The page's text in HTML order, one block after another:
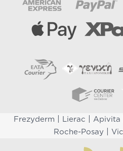
Frezyderm Lierac Apivita
Roche-Posay